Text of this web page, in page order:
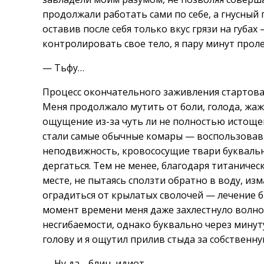
продолжали работать сами по себе, а
оставив после себя только вкус грязи на
контролировать свое тело, я пару минут
— Тьфу…
Процесс окончательного заживления
Меня продолжало мутить от боли, голода,
ощущение из-за чуть ли не полностью
стали самые обычные комары —
неподвижность, кровососущие твари
дергаться. Тем не менее, благодаря
месте, не пытаясь сползти обратно в воду,
оградиться от крылатых сволочей — лечение
момент времени меня даже захлестнуло
несгибаемости, однако буквально через
голову и я ощутил прилив стыда за